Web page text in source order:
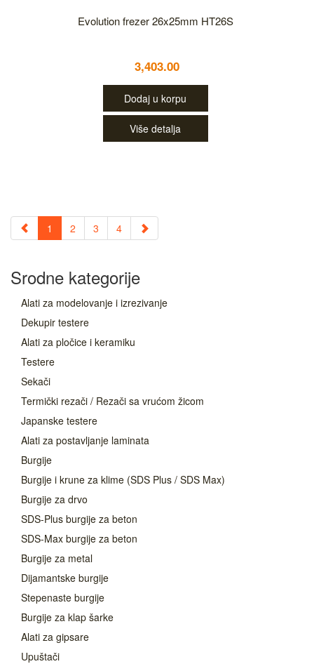
Evolution frezer 26x25mm HT26S
3,403.00
Dodaj u korpu
Više detalja
1 2 3 4
Srodne kategorije
Alati za modelovanje i izrezivanje
Dekupir testere
Alati za pločice i keramiku
Testere
Sekači
Termički rezači / Rezači sa vrućom žicom
Japanske testere
Alati za postavljanje laminata
Burgije
Burgije i krune za klime (SDS Plus / SDS Max)
Burgije za drvo
SDS-Plus burgije za beton
SDS-Max burgije za beton
Burgije za metal
Dijamantske burgije
Stepenaste burgije
Burgije za klap šarke
Alati za gipsare
Upuštači